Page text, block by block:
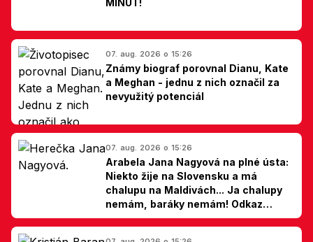
MINÚT!
07. aug. 2026 o 15:26
Známy biograf porovnal Dianu, Kate
a Meghan - jednu z nich označil za
nevyužitý potenciál
07. aug. 2026 o 15:26
Arabela Jana Nagyová na plné ústa:
Niekto žije na Slovensku a má
chalupu na Maldivách... Ja chalupy
nemám, baráky nemám! Odkaz
Slovákom